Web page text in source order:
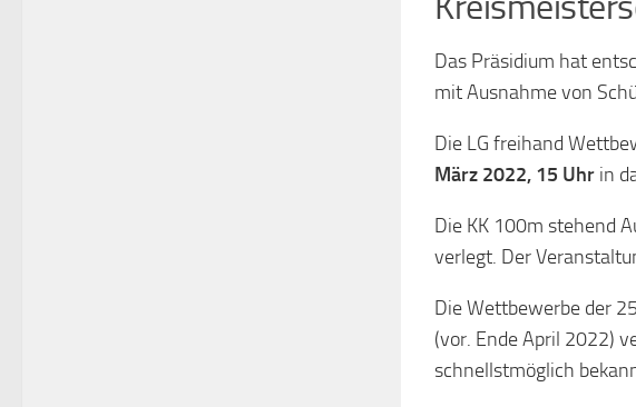
Das Präsidium hat
mit Ausnahme von
Die LG freihand
März 2022, 15 Uhr in
Die KK 100m stehend
verlegt. Der
Die Wettbewerbe der
(vor. Ende April 2022)
schnellstmöglich